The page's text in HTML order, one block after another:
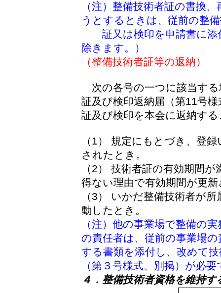
（注）整備技術者証の書換
うとするときは、従前の整
証又は検印を申請書に添
除きます。）
（整備技術者証等の返納）
次の各号の一つに該当する
証及び検印返納届（第11号
証及び検印を本会に返納す
（1） 規定にもとづき、登
されたとき。
（2） 技術者証の有効期間
得ない理由で有効期間が更
（3） いかだ整備技術者が
動したとき。
（注）他の事業場で整備の
の責任者は、従前の事業場
する書類を添付し、改めて
（第３号様式、別掲）が必要
４．整備技術者資格を維持